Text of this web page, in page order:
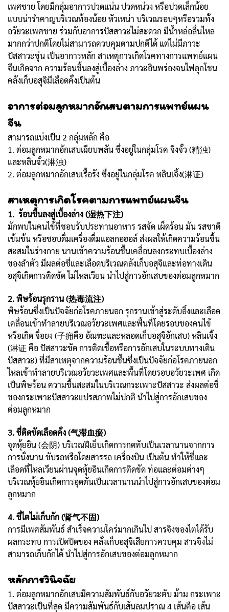
เพศชาย โดยมีกลุ่มอาการปวดแน่น ปวดหน่วง หรือปวดเล็กน้อย
แบบน่ารำคาญบริเวณท้องน้อย หัวเหน่า บริเวณรอบๆหรือรวมทั้ง
อวัยวะเพศชาย ร่วมกับอาการปัสสาวะไม่สะดวก มีน้ำหล่อลื่นไหล
มากกว่าปกติโดยไม่สามารถควบคุมตามปกติได้ แต่ไม่มีภาวะ
ปัสสาวะขุ่น เป็นอาการหลัก สาเหตุการเกิดโรคทางการแพทย์แผน
จีนเกิดจาก ความร้อนชื้นลงสู่เบื้องล่าง ภาวะอินพร่องจนไฟลุกโชน
คลังเก็บอสุจิมีเลือดคั่งเป็นต้น
อาการต่อมลูกหมากอักเสบตามการแพทย์แผน
จีน
สามารถแบ่งเป็น 2 กลุ่มหลัก คือ
1. ต่อมลูกหมากอักเสบเฉียบพลัน ซึ่งอยู่ในกลุ่มโรค จิงจั๋ว (精浊)
และหลินจั๋ว(淋浊)
2. ต่อมลูกหมากอักเสบเรื้อรัง ซึ่งอยู่ในกลุ่มโรค หลินเจิ้ง(淋证)
สาเหตุการเกิดโรคตามการแพทย์แผนจีน
1. ร้อนชื้นลงสู่เบื้องล่าง (湿热下注)
มักพบในคนไข้ที่ชอบรับประทานอาหาร รสจัด เผ็ดร้อน มัน รสชาติ
เข้มข้น หรือชอบดื่มเครื่องดื่มแอลกอฮอล์ ส่งผลให้เกิดความร้อนชื้น
สะสมในร่างกาย นานเข้าความร้อนชื้นเคลื่อนลงกระทบเบื้องล่าง
ของลำตัว มีผลต่อชี่และเลือดบริเวณคลังเก็บอสุจิและท่อทางเดิน
อสุจิเกิดการติดขัด ไม่ไหลเวียน นำไปสู่การอักเสบของต่อมลูกหมาก
2. พิษร้อนรุกราน (热毒流注)
พิษร้อนซึ่งเป็นปัจจัยก่อโรคภายนอก รุกรานเข้าสู่ระดับอิ๋งและเลือด
เคลื่อนเข้าทำลายบริเวณอวัยวะเพศและพื้นที่โดยรอบของคนไข้
หรือเกิด จื่อยง (子痈คือ อัณฑะและหลอดเก็บอสุจิอักเสบ) หลินเจิ้ง
(淋证 คือ ปัสสาวะขัด การติดเชื้อหรือการอักเสบในระบบทางเดิน
ปัสสาวะ) ที่มีสาเหตุจากความร้อนชื้นซึ่งเป็นปัจจัยก่อโรคภายนอก
ไหลเข้าทำลายบริเวณอวัยวะเพศและพื้นที่โดยรอบอวัยวะเพศ เกิด
เป็นพิษร้อน ความชื้นสะสมในบริเวณกระเพาะปัสสาวะ ส่งผลต่อชี่
ของกระเพาะปัสสาวะแปรสภาพไม่ปกติ นำไปสู่การอักเสบของ
ต่อมลูกหมาก
3. ชี่ติดขัดเลือดคั่ง (气滞血瘀)
จุดหุ้ยอิน (会阴) บริเวณฝีเย็บเกิดการกดทับเป็นเวลานานจากการ
การนั่งนาน ขับรถหรือโดยสารรถ เครื่องบิน เป็นต้น ทำให้ชี่และ
เลือดที่ไหลเวียนผ่านจุดหุ้ยอินเกิดการติดขัด ท่อและต่อมต่างๆ
บริเวณหุ้ยอินเกิดการอุดตันเป็นเวลานานนำไปสู่การอักเสบของต่อม
ลูกหมาก
4. ชี่ไตไม่เก็บกัก (肾气不固)
การมีเพศสัมพันธ์ สำเร็จความใคร่มากเกินไป สารจิงของไตได้รับ
ผลกระทบ การเปิดปิดของ คลั่งเก็บอสุจิเสียการควบคุม สารจิงไม่
สามารถเก็บกักได้ นำไปสู่การอักเสบของต่อมลูกหมาก
หลักการวินิจฉัย
1. ต่อมลูกหมากอักเสบมีความสัมพันธ์กับอวัยวะตับ ม้าม กระเพาะ
ปัสสาวะเป็นที่สุด มีความสัมพันธ์กับเส้นลมปราณ 4 เส้นคือ เส้น